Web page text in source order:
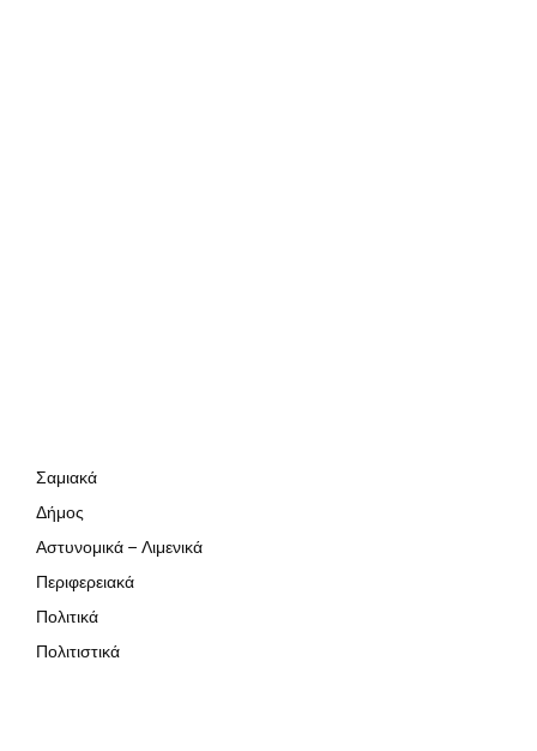
Σαμιακά
Δήμος
Αστυνομικά – Λιμενικά
Περιφερειακά
Πολιτικά
Πολιτιστικά